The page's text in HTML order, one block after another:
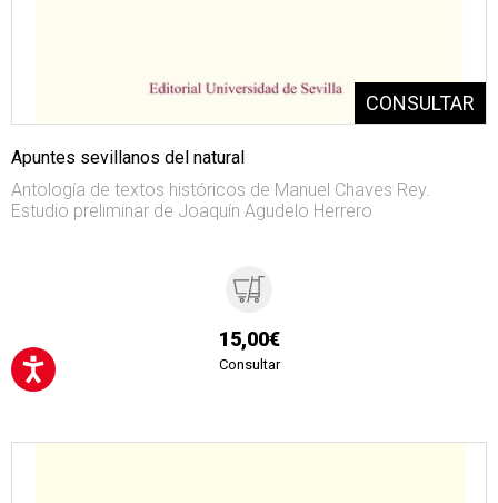
Apuntes sevillanos del natural
Antología de textos históricos de Manuel Chaves Rey.
Estudio preliminar de Joaquín Agudelo Herrero
15,00€
Consultar